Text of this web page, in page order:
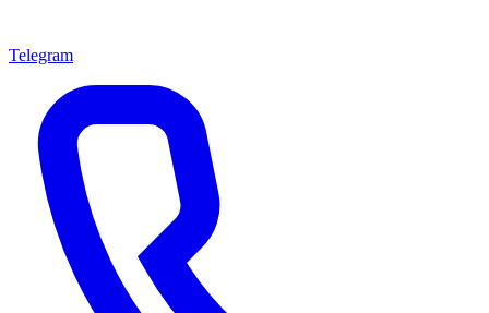
Telegram